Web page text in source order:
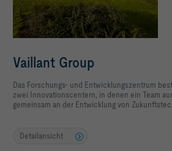
Vaillant Group
Das Forschungs- und Entwicklungszentrum
zwei Innovationscentern, in denen ein Team
gemeinsam an der Entwicklung von
Detailansicht